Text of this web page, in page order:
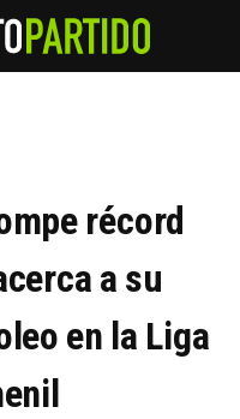
récord
a su
en la Liga